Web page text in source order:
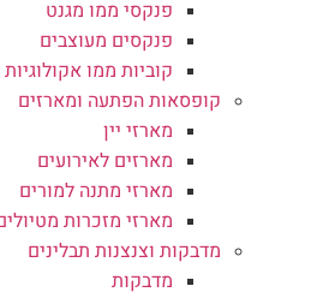
פנקסי ממו מגנט
פנקסים מעוצבים
קוביות ממו אקולוגיות
קופסאות הפתעה ומארזים
מארזי יין
מארזים לאירועים
מארזי מתנה למורים
מארזי מזכרות מטיולים
מדבקות וצנצנות תבלינים
מדבקות